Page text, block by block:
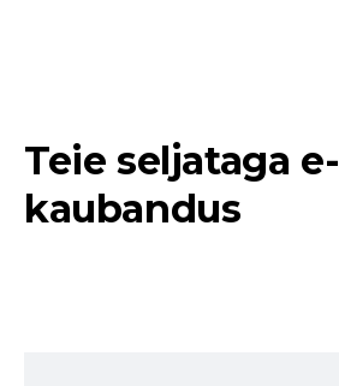
Teie seljataga e-
kaubandus